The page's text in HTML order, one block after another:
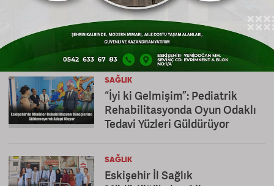
YORUM YAZ
Bu habere yorumlar
ESKIŞEHIR SAĞLIK HABERLERI
SAĞLIK
“İyi ki Gelmişim”: Pediatrik
Rehabilitasyonda Oyun Odaklı
Tedavi Yüzleri Güldürüyor
SAĞLIK
Eskişehir İl Sağlık